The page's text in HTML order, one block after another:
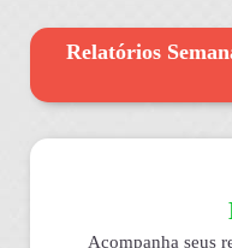
Relatórios
Acompanha seus